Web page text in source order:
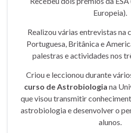
Europeia).
Realizou várias entrevistas na
Portuguesa, Britânica e
palestras e actividades nos
Criou e leccionou durante
curso de Astrobiologia na
que visou transmitir
astrobiologia e desenvolver o
alunos.